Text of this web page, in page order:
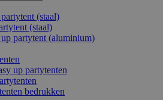
(staal)
(staal)
partytent (aluminium)
up partytenten
bedrukken